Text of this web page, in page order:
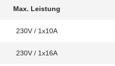
Max. Leistung
230V / 1x10A
230V / 1x16A